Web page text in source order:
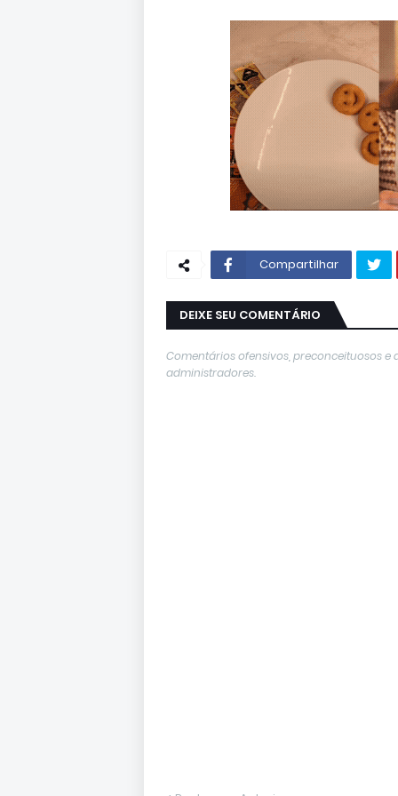
Compartilhar
DEIXE SEU COMENTÁRIO
Comentários ofensivos, preconceituosos
administradores.